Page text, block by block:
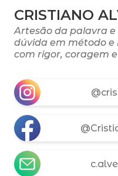
CRISTIANO
Artesão da palavra
dúvida em método
com rigor, coragem